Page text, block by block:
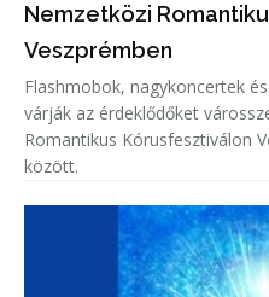
Nemzetközi
Veszprémben
Flashmobok, nagykoncertek
várják az érdeklődőket
Romantikus Kórusfesztiválon
között.